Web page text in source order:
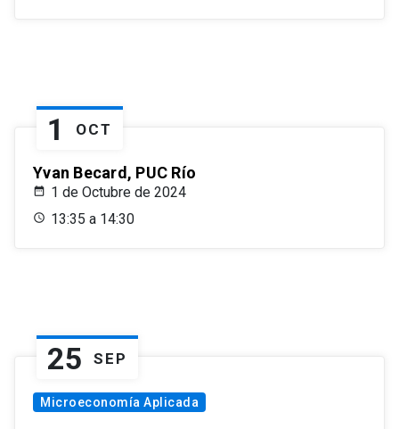
1 OCT
Yvan Becard, PUC Río
1 de Octubre de 2024
13:35 a 14:30
25 SEP
Microeconomía Aplicada